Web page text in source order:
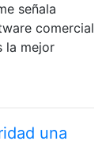
señala
comercial
la mejor
una